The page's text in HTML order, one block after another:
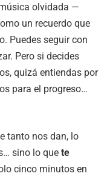
olvidada —
un recuerdo que
Puedes seguir con
Pero si decides
quizá entiendas por
para el progreso…
tanto nos dan, lo
sino lo que te
cinco minutos en